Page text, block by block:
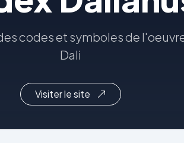
codes et symboles de
Dali
Visiter le site